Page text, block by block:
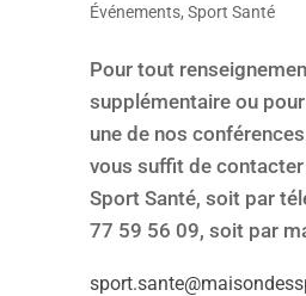
Événements, Sport Santé
Pour tout
supplémentaire ou
une de nos
vous suffit de
Sport Santé, soit par
77 59 56 09, soit par